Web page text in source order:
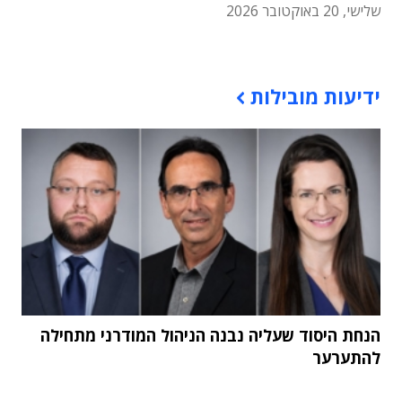
שלישי, 20 באוקטובר 2026
ידיעות מובילות
הנחת היסוד שעליה נבנה הניהול המודרני מתחילה
להתערער